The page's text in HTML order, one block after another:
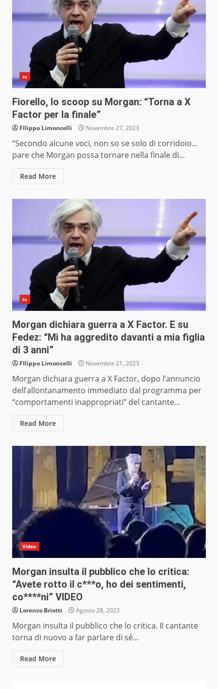
tv
Fiorello, lo scoop su Morgan: “Torna a X
Factor per la finale”
FIlippo Limoncelli Novembre 27, 2023
“Secondo alcune voci, non so se solo di corridoio…
pare che Morgan possa tornare nella finale di...
Read More
tv
Morgan dichiara guerra a X Factor. E su
Fedez: “Mi ha aggredito davanti a mia figlia
di 3 anni”
FIlippo Limoncelli Novembre 21, 2023
Morgan dichiara guerra a X Factor, dopo l’annuncio
dell’allontanamento immediato dal programma per
“comportamenti inappropriati” del cantante...
Read More
Video
Morgan insulta il pubblico che lo critica:
“Avete rotto il c***o, ho dei sentimenti,
co****ni” VIDEO
Lorenzo Briotti Agosto 28, 2023
Morgan insulta il pubblico che lo critica. Il cantante
torna di nuovo a far parlare di sé...
Read More